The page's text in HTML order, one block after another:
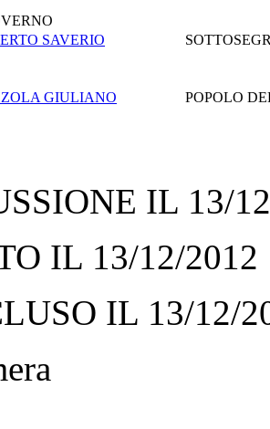
SAVERIO
GIULIANO POPOLO
IL 13/
IL 13/12/2012
IL 13/12/